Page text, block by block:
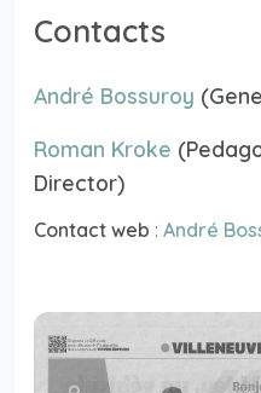
Contacts
André Bossuroy
Roman Kroke
Director)
Contact web : André